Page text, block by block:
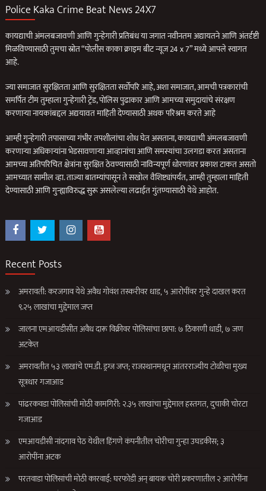
Police Kaka Crime Beat News 24X7
कायद्याची अंमलबजावणी आणि गुन्हेगारी प्रतिबंध या जगात नवीनतम अद्यायतने आणि अंतर्दृष्टी
मिळविण्यासाठी तुमचा स्रोत “पोलीस काका क्राइम बीट न्यूज 24 x 7” मध्ये आपले स्वागत
आहे.
ज्या समाजात सुरक्षितता आणि सुरक्षितता सर्वोपरि आहे, अशा समाजात, आमची पत्रकारांची
समर्पित टीम तुम्हाला गुन्हेगारी ट्रेंड, पोलिस पुढाकार आणि आमच्या समुदायांचे संरक्षण
करणार्‍या नायकांबद्दल अद्ययावत माहिती देण्यासाठी अथक परिश्रम करते आहे
आम्ही गुन्हेगारी तपासाच्या गंभीर तपशीलांचा शोध घेत असताना, कायद्याची अंमलबजावणी
करणार्‍या अधिकार्‍यांना भेडसावणार्‍या आव्हानांचा आणि समस्यांचा उलगडा करत असताना
आमच्या अतिपरिचित क्षेत्रांना सुरक्षित ठेवण्यासाठी नाविन्यपूर्ण धोरणांवर प्रकाश टाकत असतो
आमच्यात सामील व्हा. ताज्या बातम्यांपासून ते सखोल वैशिष्ट्यांपर्यंत, आम्ही तुम्हाला माहिती
देण्यासाठी आणि गुन्ह्याविरुद्ध सुरू असलेल्या लढाईत गुंतण्यासाठी येथे आहोत.
Recent Posts
अमरावती: करजगाव येथे अवैध गोवंश तस्करीवर धाड, ५ आरोपींवर गुन्हे दाखल करत
९.२५ लाखांचा मुद्देमाल जप्त
जालना एमआयडीसीत अवैध दारू विक्रीवर पोलिसांचा छापा: ७ ठिकाणी धाडी, ७ जण
अटकेत
अमरावतीत ५३ लाखांचे एम.डी. ड्रग्ज जप्त; राजस्थानमधून आंतरराज्यीय टोळीचा मुख्य
सूत्रधार गजाआड
पांढरकवडा पोलिसांची मोठी कामगिरी: २.३५ लाखांचा मुद्देमाल हस्तगत, दुचाकी चोरटा
गजाआड
एमआयडीसी नांदगाव पेठ येथील हिंगणे कंपनीतील चोरीचा गुन्हा उघडकीस; ३
आरोपींना अटक
परतवाडा पोलिसांची मोठी कारवाई: घरफोडी अन् बायक चोरी प्रकरणातील २ आरोपींना